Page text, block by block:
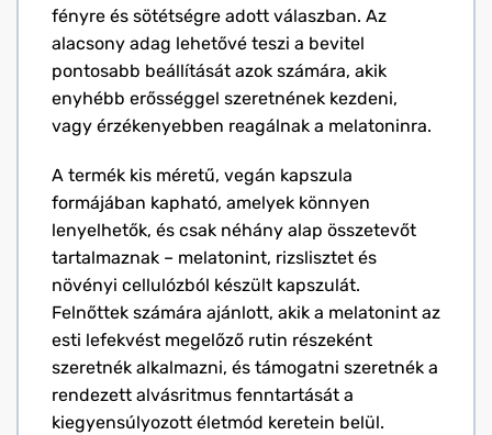
fényre és sötétségre adott válaszban. Az
alacsony adag lehetővé teszi a bevitel
pontosabb beállítását azok számára, akik
enyhébb erősséggel szeretnének kezdeni,
vagy érzékenyebben reagálnak a melatoninra.
A termék kis méretű, vegán kapszula
formájában kapható, amelyek könnyen
lenyelhetők, és csak néhány alap összetevőt
tartalmaznak – melatonint, rizslisztet és
növényi cellulózból készült kapszulát.
Felnőttek számára ajánlott, akik a melatonint az
esti lefekvést megelőző rutin részeként
szeretnék alkalmazni, és támogatni szeretnék a
rendezett alvásritmus fenntartását a
kiegyensúlyozott életmód keretein belül.